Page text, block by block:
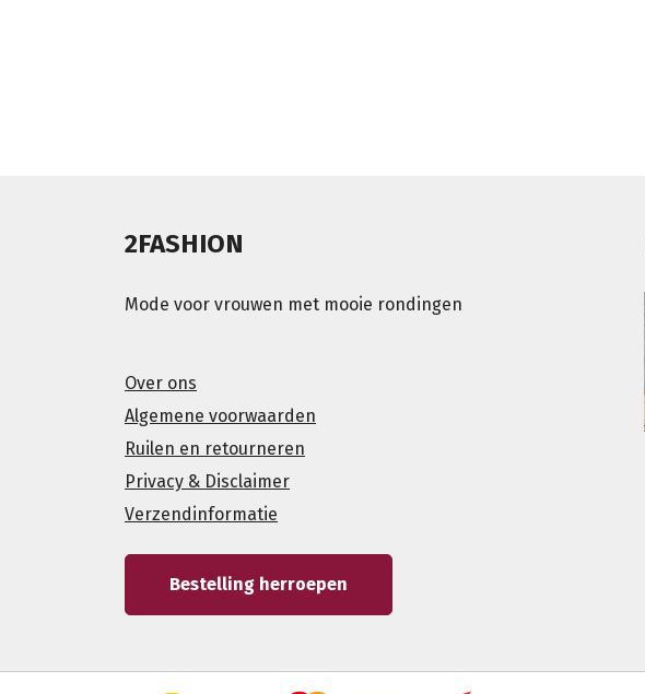
2FASHION
Mode voor vrouwen met mooie rondingen
Over ons
Algemene voorwaarden
Ruilen en retourneren
Privacy & Disclaimer
Verzendinformatie
Bestelling herroepen